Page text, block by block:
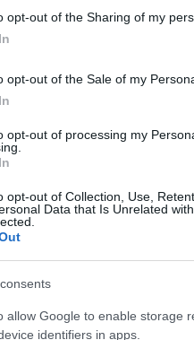
opt-out of the Sharing of my
opt-out of the Sale of my
opt-out of processing my
opt-out of Collection, Use,
Data that Is Unrelated
allow Google to enable storage
identifiers in apps.
tizedmásodperccel volt
élre. Piastri próbálkozása
Rengeteg a hiba a
a füvön.
de ez nagy